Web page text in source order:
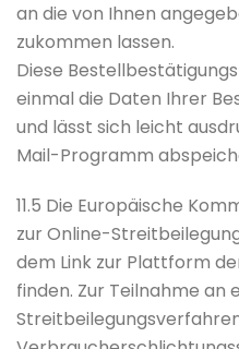
an die von Ihnen
zukommen lassen.
Diese
einmal die Daten Ihrer
und lässt sich leicht
Mail-Programm
11.5 Die Europäische
zur Online-
dem Link zur Plattform
finden. Zur Teilnahme an